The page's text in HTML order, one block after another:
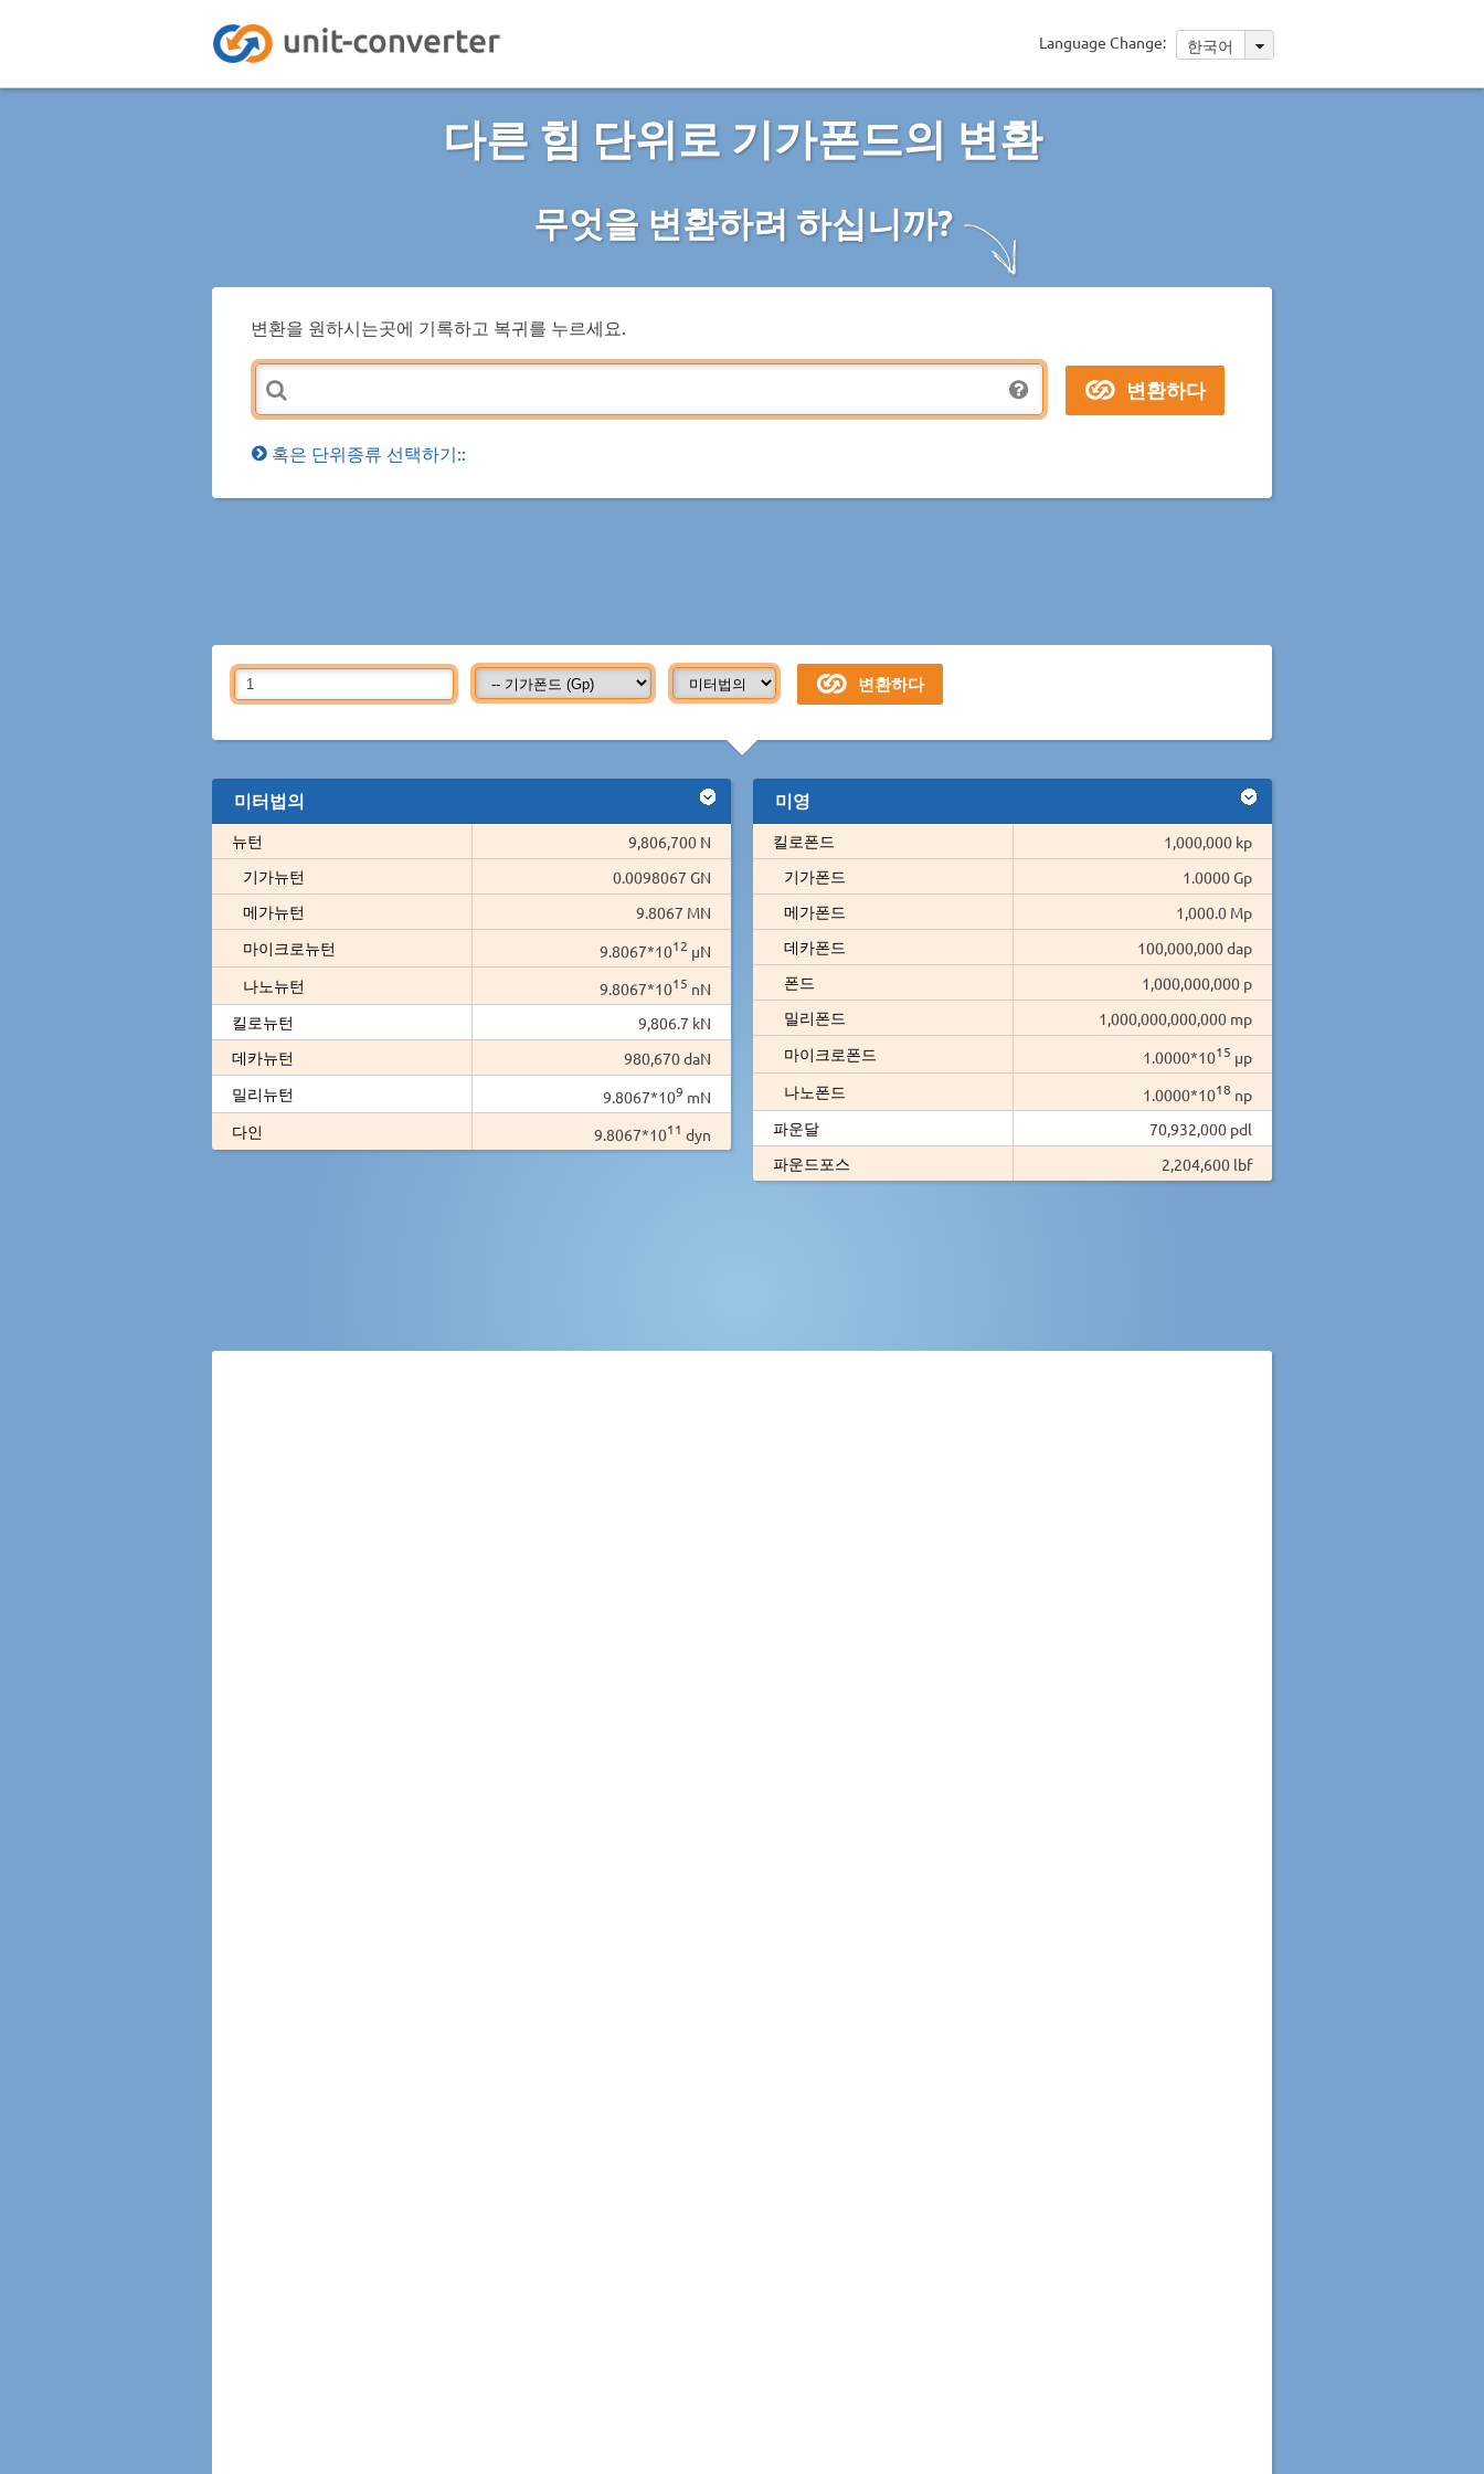
Language Change: 한국어
다른 힘 단위로 기가폰드의 변환
무엇을 변환하려 하십니까?
변환을 원하시는곳에 기록하고 복귀를 누르세요.
혹은 단위종류 선택하기::
미터법의
뉴턴
9,806,700 N
기가뉴턴
0.0098067 GN
메가뉴턴
9.8067 MN
마이크로뉴턴
9.8067*1012 µN
나노뉴턴
9.8067*1015 nN
킬로뉴턴
9,806.7 kN
데카뉴턴
980,670 daN
밀리뉴턴
9.8067*109 mN
다인
9.8067*1011 dyn
미영
킬로폰드
1,000,000 kp
기가폰드
1.0000 Gp
메가폰드
1,000.0 Mp
데카폰드
100,000,000 dap
폰드
1,000,000,000 p
밀리폰드
1,000,000,000,000 mp
마이크로폰드
1.0000*1015 µp
나노폰드
1.0000*1018 np
파운달
70,932,000 pdl
파운드포스
2,204,600 lbf